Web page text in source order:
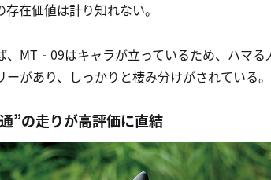
在価値は計り知れない。
、MT‐09はキャラが立っているため、ハマ
があり、しっかりと棲み分けがされている。
”の走りが高評価に直結